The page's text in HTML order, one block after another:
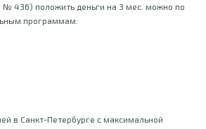
436) положить деньги на 3 мес. можно по
программам:
в Санкт-Петербурге с максимальной